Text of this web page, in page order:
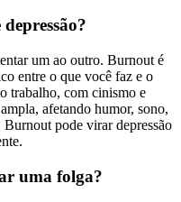
um ao outro. Burnout é
entre o que você faz e o
trabalho, com cinismo e
afetando humor, sono,
pode virar depressão
uma folga?